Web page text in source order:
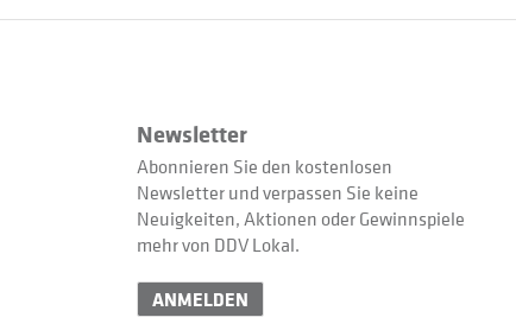
Newsletter
Abonnieren Sie den kostenlosen
Newsletter und verpassen Sie keine
Neuigkeiten, Aktionen oder Gewinnspiele
mehr von DDV Lokal.
ANMELDEN